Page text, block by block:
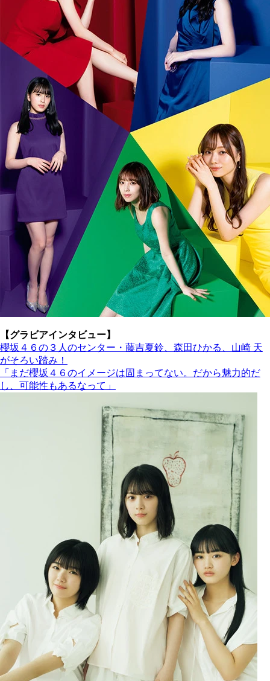
【グラビアインタビュー】
櫻坂４６の３人のセンター・藤吉夏鈴、森田ひかる、山崎 天
がそろい踏み！
「まだ櫻坂４６のイメージは固まってない。だから魅力的だ
し、可能性もあるなって」